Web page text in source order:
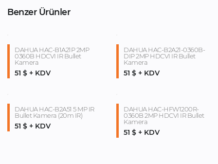
Benzer Ürünler
DAHUA HAC-B1A21P 2MP
0360B HDCVI IR Bullet
Kamera
51 $ + KDV
DAHUA HAC-B2A21-0360B-
DIP 2MP HDCVI IR Bullet
Kamera
51 $ + KDV
DAHUA HAC-B2A51 5 MP IR
Bullet Kamera (20m IR)
51 $ + KDV
DAHUA HAC-HFW1200R-
0360B 2MP HDCVI IR Bullet
Kamera
51 $ + KDV